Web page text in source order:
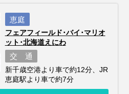
恵庭
フェアフィールド･バイ･マリオ
ット･北海道えにわ
交 通
新千歳空港より車で約12分、JR
恵庭駅より車で約7分